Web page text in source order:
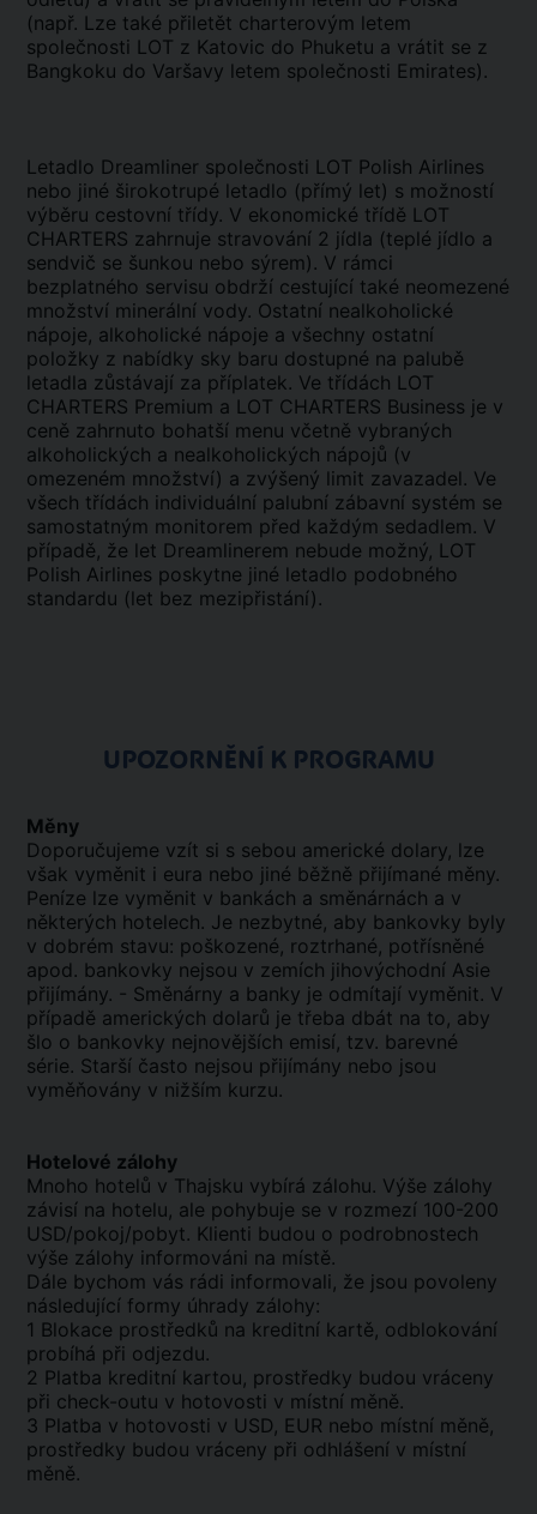
(např. Lze také přiletět charterovým letem
společnosti LOT z Katovic do Phuketu a vrátit se z
Bangkoku do Varšavy letem společnosti Emirates).
Letadlo Dreamliner společnosti LOT Polish Airlines
nebo jiné širokotrupé letadlo (přímý let) s možností
výběru cestovní třídy. V ekonomické třídě LOT
CHARTERS zahrnuje stravování 2 jídla (teplé jídlo a
sendvič se šunkou nebo sýrem). V rámci
bezplatného servisu obdrží cestující také neomezené
množství minerální vody. Ostatní nealkoholické
nápoje, alkoholické nápoje a všechny ostatní
položky z nabídky sky baru dostupné na palubě
letadla zůstávají za příplatek. Ve třídách LOT
CHARTERS Premium a LOT CHARTERS Business je v
ceně zahrnuto bohatší menu včetně vybraných
alkoholických a nealkoholických nápojů (v
omezeném množství) a zvýšený limit zavazadel. Ve
všech třídách individuální palubní zábavní systém se
samostatným monitorem před každým sedadlem. V
případě, že let Dreamlinerem nebude možný, LOT
Polish Airlines poskytne jiné letadlo podobného
standardu (let bez mezipřistání).
UPOZORNĚNÍ K PROGRAMU
Měny
Doporučujeme vzít si s sebou americké dolary, lze
však vyměnit i eura nebo jiné běžně přijímané měny.
Peníze lze vyměnit v bankách a směnárnách a v
některých hotelech. Je nezbytné, aby bankovky byly
v dobrém stavu: poškozené, roztrhané, potřísněné
apod. bankovky nejsou v zemích jihovýchodní Asie
přijímány. - Směnárny a banky je odmítají vyměnit. V
případě amerických dolarů je třeba dbát na to, aby
šlo o bankovky nejnovějších emisí, tzv. barevné
série. Starší často nejsou přijímány nebo jsou
vyměňovány v nižším kurzu.
Hotelové zálohy
Mnoho hotelů v Thajsku vybírá zálohu. Výše zálohy
závisí na hotelu, ale pohybuje se v rozmezí 100-200
USD/pokoj/pobyt. Klienti budou o podrobnostech
výše zálohy informováni na místě.
Dále bychom vás rádi informovali, že jsou povoleny
následující formy úhrady zálohy:
1 Blokace prostředků na kreditní kartě, odblokování
probíhá při odjezdu.
2 Platba kreditní kartou, prostředky budou vráceny
při check-outu v hotovosti v místní měně.
3 Platba v hotovosti v USD, EUR nebo místní měně,
prostředky budou vráceny při odhlášení v místní
měně.